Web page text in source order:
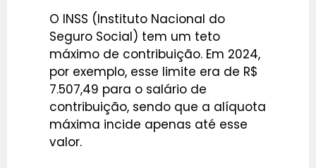
O INSS (Instituto Nacional do
Seguro Social) tem um teto
máximo de contribuição. Em 2024,
por exemplo, esse limite era de R$
7.507,49 para o salário de
contribuição, sendo que a alíquota
máxima incide apenas até esse
valor.